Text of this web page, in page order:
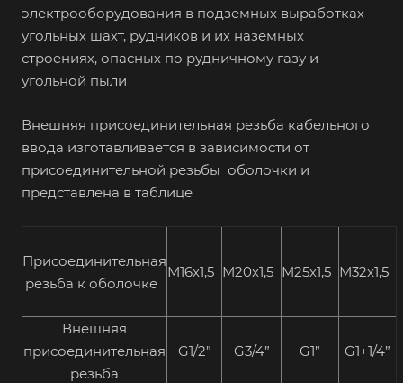
электрооборудования в подземных выработках
угольных шахт, рудников и их наземных
строениях, опасных по рудничному газу и
угольной пыли
Внешняя присоединительная резьба кабельного
ввода изготавливается в зависимости от
присоединительной резьбы оболочки и
представлена в таблице
Присоединительная
резьба к оболочке
М16х1,5 М20х1,5 М25х1,5 М32х1,5
Внешняя
присоединительная
резьба
G1/2” G3/4” G1” G1+1/4”